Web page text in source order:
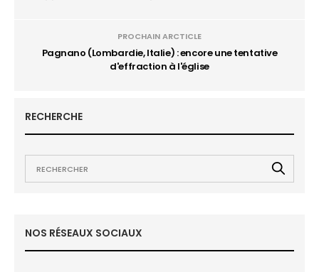
PROCHAIN ARCTICLE
Pagnano (Lombardie, Italie) : encore une tentative
d'effraction à l'église
RECHERCHE
NOS RÉSEAUX SOCIAUX